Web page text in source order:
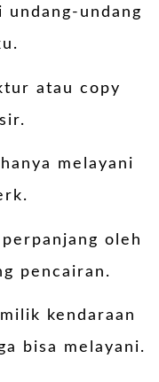
undang-undang
atau copy
melayani
oleh
pencairan.
kendaraan
bisa melayani.